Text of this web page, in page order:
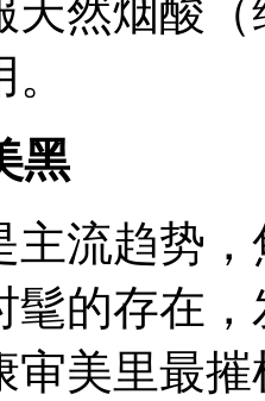
天然烟酸
黑
主流趋势
髦的存在
审美里最